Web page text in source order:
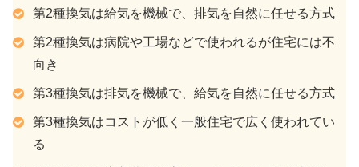
第2種換気は給気を機械で、排気を自然に任せる方式
第2種換気は病院や工場などで使われるが住宅には不
向き
第3種換気は排気を機械で、給気を自然に任せる方式
第3種換気はコストが低く一般住宅で広く使われてい
る